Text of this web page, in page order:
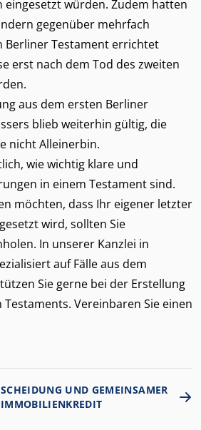
eingesetzt würden. Zudem hatten
gegenüber mehrfach
Berliner Testament errichtet
erst nach dem Tod des zweiten
aus dem ersten Berliner
blieb weiterhin gültig, die
nicht Alleinerbin.
wie wichtig klare und
in einem Testament sind.
möchten, dass Ihr eigener letzter
wird, sollten Sie
In unserer Kanzlei in
auf Fälle aus dem
Sie gerne bei der Erstellung
Vereinbaren Sie einen
SCHEIDUNG UND GEMEINSAMER
IMMOBILIENKREDIT